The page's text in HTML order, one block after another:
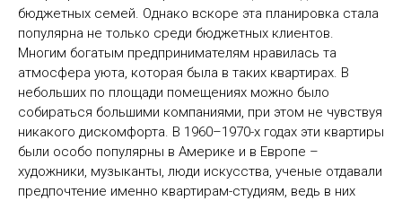
бюджетных семей. Однако вскоре эта планировка стала
популярна не только среди бюджетных клиентов.
Многим богатым предпринимателям нравилась та
атмосфера уюта, которая была в таких квартирах. В
небольших по площади помещениях можно было
собираться большими компаниями, при этом не чувствуя
никакого дискомфорта. В 1960–1970-х годах эти квартиры
были особо популярны в Америке и в Европе –
художники, музыканты, люди искусства, ученые отдавали
предпочтение именно квартирам-студиям, ведь в них